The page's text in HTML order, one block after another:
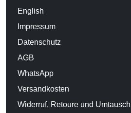
English
Impressum
Datenschutz
AGB
WhatsApp
Versandkosten
Widerruf, Retoure und Umtausch